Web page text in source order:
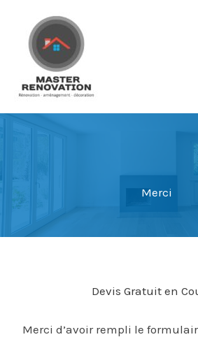
contenu
Merci
Devis Gratuit en
Merci d’avoir rempli le